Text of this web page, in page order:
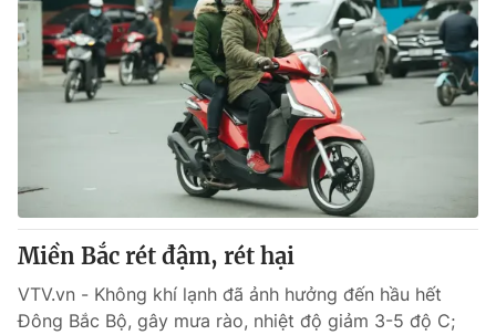
Miền Bắc rét đậm, rét hại
VTV.vn - Không khí lạnh đã ảnh hưởng đến hầu hết
Đông Bắc Bộ, gây mưa rào, nhiệt độ giảm 3-5 độ C;